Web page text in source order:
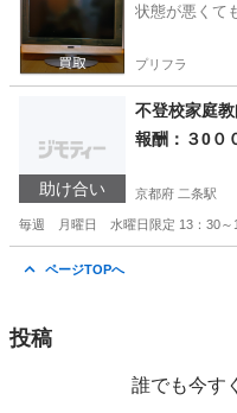
状態が悪くて
プリフラ
助け合い
不登校家庭
報酬：３0０
京都府 二条駅
毎週 月曜日 水曜日限定 13：30～
ページTOPへ
投稿
誰でも今す